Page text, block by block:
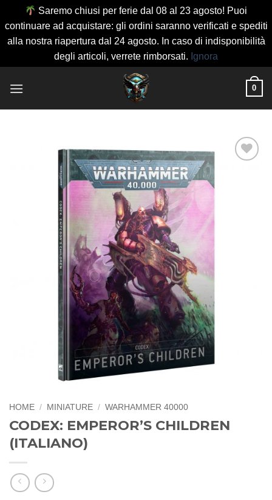
Saremo chiusi per ferie dal 08 al 23 agosto! Puoi
continuare ad acquistare: gli ordini saranno verificati e spediti
alla nostra riapertura dal 24 agosto. In caso di indisponibilità
degli articoli, verrete rimborsati. Ignora
0
HOME / MINIATURE / WARHAMMER 40000
CODEX: EMPEROR’S CHILDREN
(ITALIANO)